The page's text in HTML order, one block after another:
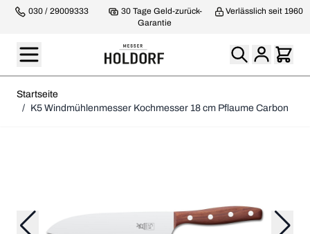
030 / 29009333
30 Tage Geld-zurück-
Garantie
Verlässlich seit 1960
Startseite
/ K5 Windmühlenmesser Kochmesser 18 cm Pflaume Carbon